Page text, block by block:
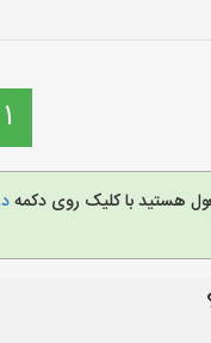
1
هستید با کلیک روی دکمه